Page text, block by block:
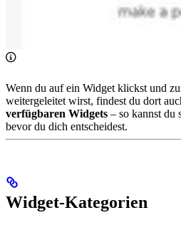
Wenn du auf ein Widget klickst und
weitergeleitet wirst, findest du dort
verfügbaren Widgets – so kannst du
bevor du dich entscheidest.
Widget-Kategorien